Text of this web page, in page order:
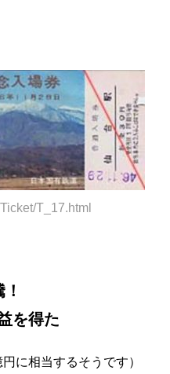
T_17.html
を得た
に相当するそうです）